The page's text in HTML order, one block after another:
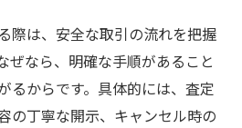
際は、安全な取引の流れを把握
ぜなら、明確な手順があること
るからです。具体的には、査定
の丁寧な開示、キャンセル時の